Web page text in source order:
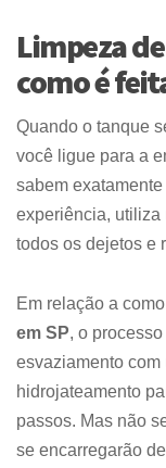
Limpeza
como é
Quando o tanque
você ligue para a
sabem
experiência, utiliza
todos os dejetos e
Em relação a
em SP, o
esvaziamento
hidrojateamento
passos. Mas não
se encarregarão